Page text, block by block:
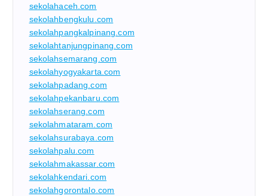
sekolahaceh.com
sekolahbengkulu.com
sekolahpangkalpinang.com
sekolahtanjungpinang.com
sekolahsemarang.com
sekolahyogyakarta.com
sekolahpadang.com
sekolahpekanbaru.com
sekolahserang.com
sekolahmataram.com
sekolahsurabaya.com
sekolahpalu.com
sekolahmakassar.com
sekolahkendari.com
sekolahgorontalo.com